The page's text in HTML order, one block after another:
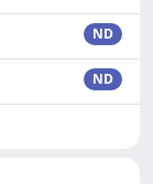
ND
ND